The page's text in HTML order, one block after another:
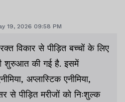
19, 2026 09:58 PM
विकार से पीड़ित बच्चों के लिए
शुरुआत की गई है. इसमें
अप्लास्टिक एनीमिया,
से पीड़ित मरीजों को निःशुल्क